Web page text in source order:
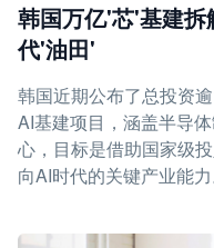
韩国万亿'芯'基建
代'油田'
韩国近期公布了总投资
AI基建项目，涵盖半导
心，目标是借助国家级
向AI时代的关键产业能力